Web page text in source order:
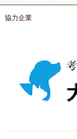
協力企業